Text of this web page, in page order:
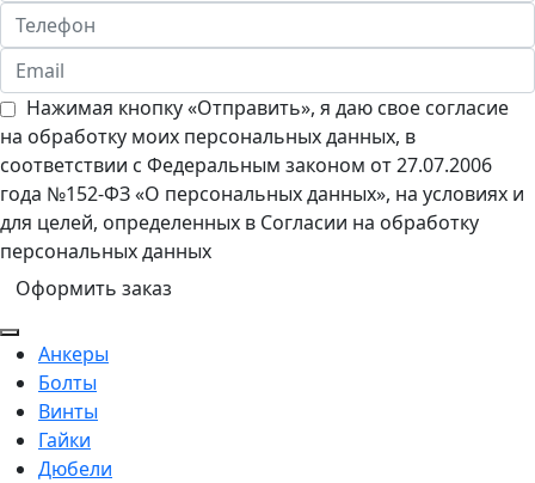
в
Перми
8
(965)
060-
59-
95
Подробнее...
Нажимая кнопку «Отправить», я даю свое согласие
на обработку моих персональных данных, в
соответствии с Федеральным законом от 27.07.2006
года №152-ФЗ «О персональных данных», на условиях и
для целей, определенных в Согласии на обработку
персональных данных
Оформить заказ
Анкеры
Болты
Винты
Гайки
Дюбели